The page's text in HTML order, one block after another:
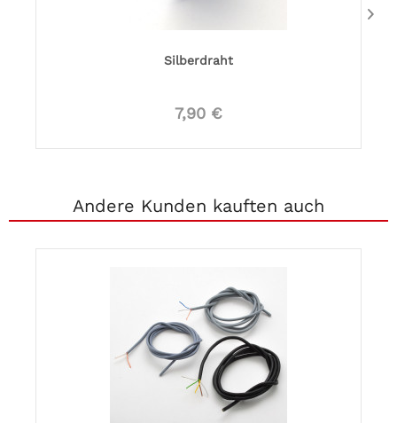
Silberdraht
7,90 €
Andere Kunden kauften auch